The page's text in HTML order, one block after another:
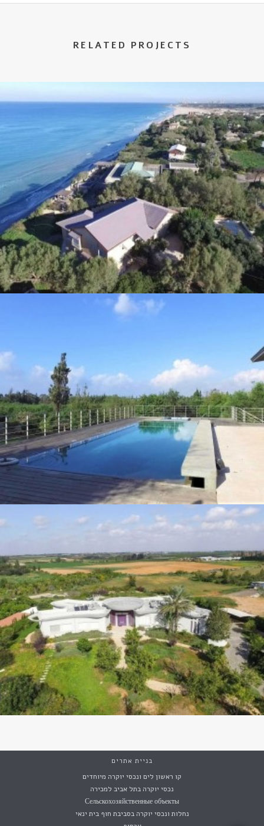
RELATED PROJECTS
בניית אתרים
קו ראשון לים ונכסי יוקרה מיוחדים
נכסי יוקרה בתל אביב למכירה
Сельскохозяйственные объекты
נחלות ונכסי יוקרה בסביבת חוף בית ינאי